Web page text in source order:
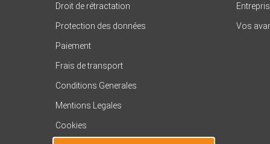
Droit de rétractation
Protection des données
Paiement
Frais de transport
Conditions Generales
Mentions Legales
Cookies
Vos